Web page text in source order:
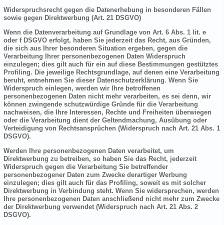
Widerspruchsrecht gegen die Datenerhebung in besonderen Fällen
sowie gegen Direktwerbung (Art. 21 DSGVO)
Wenn die Datenverarbeitung auf Grundlage von Art. 6 Abs. 1 lit. e
oder f DSGVO erfolgt, haben Sie jederzeit das Recht, aus Gründen,
die sich aus Ihrer besonderen Situation ergeben, gegen die
Verarbeitung Ihrer personenbezogenen Daten Widerspruch
einzulegen; dies gilt auch für ein auf diese Bestimmungen gestütztes
Profiling. Die jeweilige Rechtsgrundlage, auf denen eine Verarbeitung
beruht, entnehmen Sie dieser Datenschutzerklärung. Wenn Sie
Widerspruch einlegen, werden wir Ihre betroffenen
personenbezogenen Daten nicht mehr verarbeiten, es sei denn, wir
können zwingende schutzwürdige Gründe für die Verarbeitung
nachweisen, die Ihre Interessen, Rechte und Freiheiten überwiegen
oder die Verarbeitung dient der Geltendmachung, Ausübung oder
Verteidigung von Rechtsansprüchen (Widerspruch nach Art. 21 Abs. 1
DSGVO).
Werden Ihre personenbezogenen Daten verarbeitet, um
Direktwerbung zu betreiben, so haben Sie das Recht, jederzeit
Widerspruch gegen die Verarbeitung Sie betreffender
personenbezogener Daten zum Zwecke derartiger Werbung
einzulegen; dies gilt auch für das Profiling, soweit es mit solcher
Direktwerbung in Verbindung steht. Wenn Sie widersprechen, werden
Ihre personenbezogenen Daten anschließend nicht mehr zum Zwecke
der Direktwerbung verwendet (Widerspruch nach Art. 21 Abs. 2
DSGVO).